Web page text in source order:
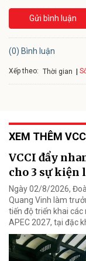
Gửi bình luận
(0) Bình luận
Xếp theo: Thời gian
XEM THÊM
VCCI đẩy
cho 3 sự kiện
Ngày 02/8/2026,
Quang Vinh làm
tiến độ triển khai các
APEC 2027, tại đặc